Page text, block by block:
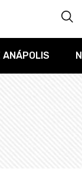
ANÁPOLIS